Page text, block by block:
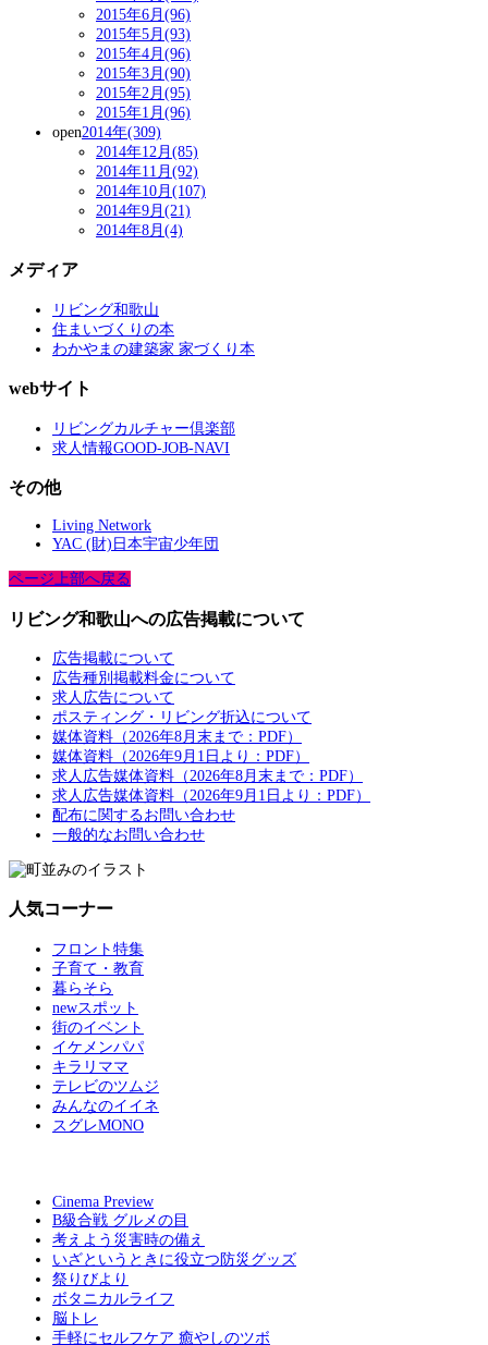
2015年6月(96)
2015年5月(93)
2015年4月(96)
2015年3月(90)
2015年2月(95)
2015年1月(96)
open2014年(309)
2014年12月(85)
2014年11月(92)
2014年10月(107)
2014年9月(21)
2014年8月(4)
メディア
リビング和歌山
住まいづくりの本
わかやまの建築家 家づくり本
webサイト
リビングカルチャー倶楽部
求人情報GOOD-JOB-NAVI
その他
Living Network
YAC (財)日本宇宙少年団
ページ上部へ戻る
リビング和歌山への広告掲載について
広告掲載について
広告種別掲載料金について
求人広告について
ポスティング・リビング折込について
媒体資料（2026年8月末まで：PDF）
媒体資料（2026年9月1日より：PDF）
求人広告媒体資料（2026年8月末まで：PDF）
求人広告媒体資料（2026年9月1日より：PDF）
配布に関するお問い合わせ
一般的なお問い合わせ
人気コーナー
フロント特集
子育て・教育
暮らそら
newスポット
街のイベント
イケメンパパ
キラリママ
テレビのツムジ
みんなのイイネ
スグレMONO
Cinema Preview
B級合戦 グルメの目
考えよう災害時の備え
いざというときに役立つ防災グッズ
祭りびより
ボタニカルライフ
脳トレ
手軽にセルフケア 癒やしのツボ